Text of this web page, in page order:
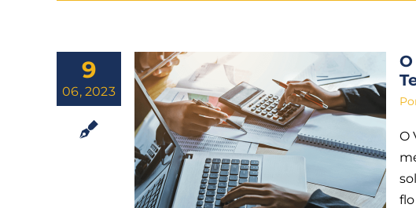
9
06, 2023
O